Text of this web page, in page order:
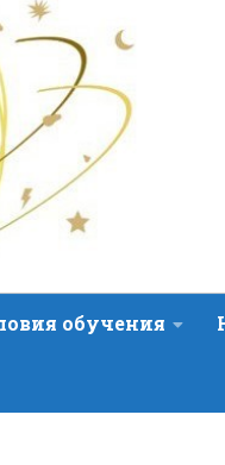
обучения